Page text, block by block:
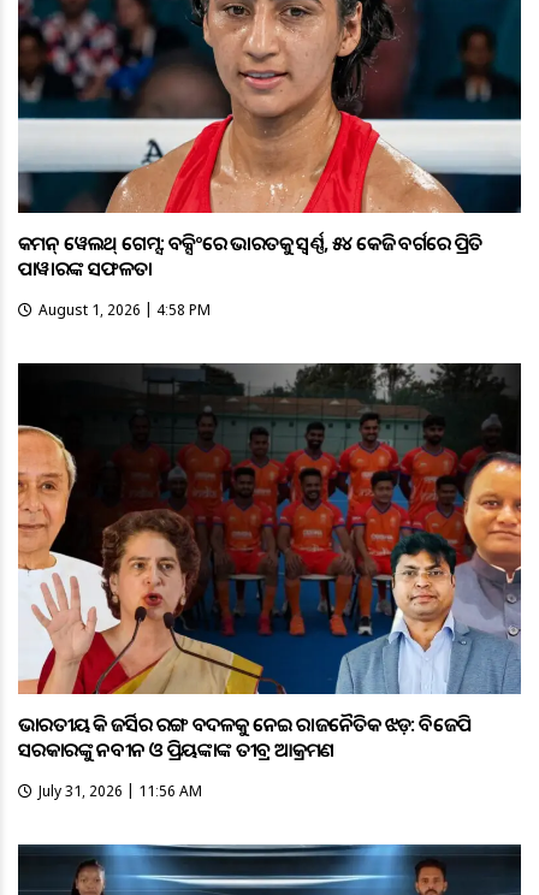
କମନ୍ ୱେଲଥ୍ ଗେମ୍ସ: ବକ୍ସିଂରେ ଭାରତକୁ ସ୍ବର୍ଣ୍ଣ, ୫୪ କେଜି ବର୍ଗରେ ପ୍ରିତି
ପାୱାରଙ୍କ ସଫଳତା
August 1, 2026 | 4:58 PM
ଭାରତୀୟ ହକି ଜର୍ସିର ରଙ୍ଗ ବଦଳକୁ ନେଇ ରାଜନୈତିକ ଝଡ଼: ବିଜେପି
ସରକାରଙ୍କୁ ନବୀନ ଓ ପ୍ରିୟଙ୍କାଙ୍କ ତୀବ୍ର ଆକ୍ରମଣ
July 31, 2026 | 11:56 AM